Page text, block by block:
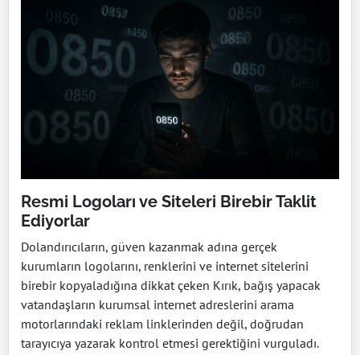
Resmi Logoları ve Siteleri Birebir Taklit
Ediyorlar
Dolandırıcıların, güven kazanmak adına gerçek
kurumların logolarını, renklerini ve internet sitelerini
birebir kopyaladığına dikkat çeken Kırık, bağış yapacak
vatandaşların kurumsal internet adreslerini arama
motorlarındaki reklam linklerinden değil, doğrudan
tarayıcıya yazarak kontrol etmesi gerektiğini vurguladı.